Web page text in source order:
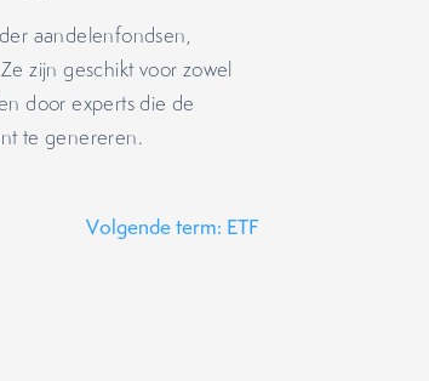
aandelenfondsen,
zijn geschikt voor zowel
door experts die de
te genereren.
Volgende term: ETF